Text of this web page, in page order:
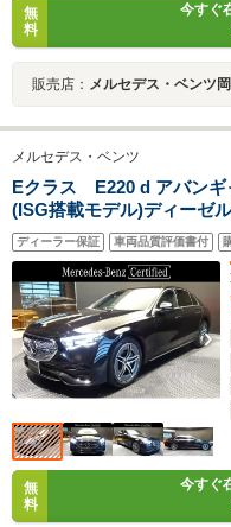
無
料
今すぐ
販売店： メルセデス・ベンツ
メルセデス・ベンツ
Eクラス E220 d アバンギ
(ISG搭載モデル)ディーゼ
アドバンスドPKG/パノラ
ディーラー保証 車両品質評価書付
無
料
今すぐ